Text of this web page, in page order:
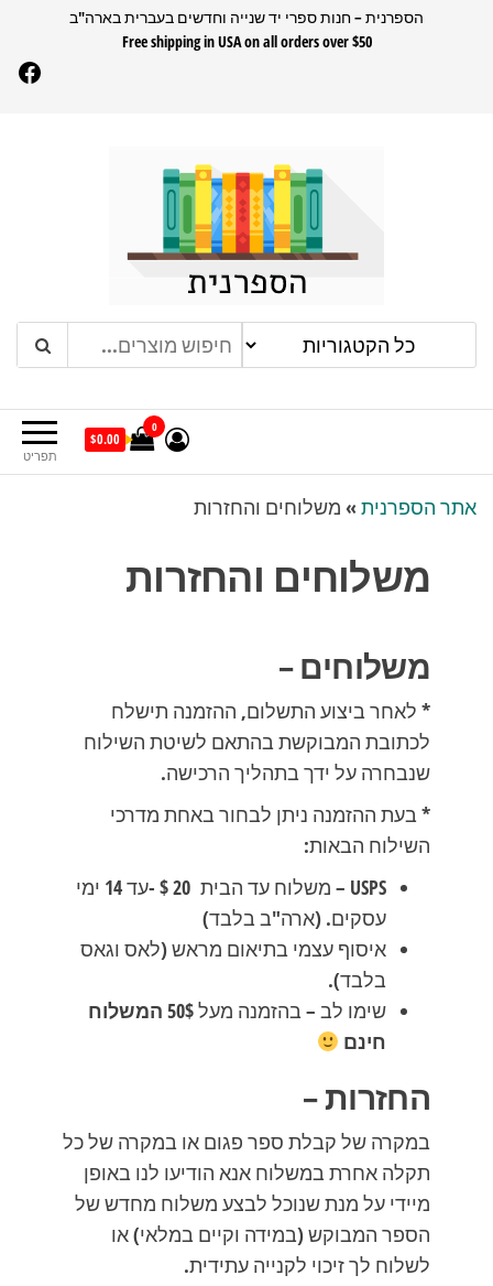
הספרנית – חנות ספרי יד שנייה וחדשים בעברית בארה"ב
Free shipping in USA on all orders over $50
הספרנית
תפריט
0
$0.00
אתר הספרנית » משלוחים והחזרות
משלוחים והחזרות
משלוחים –
* לאחר ביצוע התשלום, ההזמנה תישלח
לכתובת המבוקשת בהתאם לשיטת השילוח
שנבחרה על ידך בתהליך הרכישה.
* בעת ההזמנה ניתן לבחור באחת מדרכי
השילוח הבאות:
USPS – משלוח עד הבית 20 $ -עד 14 ימי
עסקים. (ארה"ב בלבד)
איסוף עצמי בתיאום מראש (לאס וגאס
בלבד).
שימו לב – בהזמנה מעל 50$
המשלוח
חינם
החזרות –
במקרה של קבלת ספר פגום או במקרה של כל
תקלה אחרת במשלוח אנא הודיעו לנו באופן
מיידי על מנת שנוכל לבצע משלוח מחדש של
הספר המבוקש (במידה וקיים במלאי) או
לשלוח לך זיכוי לקנייה עתידית.